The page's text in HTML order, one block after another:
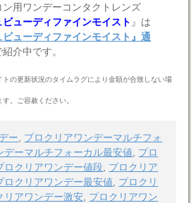
用ワンデーコンタクトレンズ
ューディファインモイスト 』は
ビューディファインモイスト』通
紹介中です。
の更新状況のタイムラグにより金額が合致しない場
。ご容赦ください。
ー
プロクリアワンデーマルチフォ
デーマルチフォーカル最安値
プロ
ロクリアワンデー値段 プロクリア
ロクリアワンデー最安値
プロクリ
リアワンデー激安 プロクリアワン